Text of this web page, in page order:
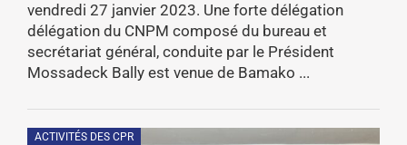
vendredi 27 janvier 2023. Une forte délégation
délégation du CNPM composé du bureau et
secrétariat général, conduite par le Président
Mossadeck Bally est venue de Bamako ...
ACTIVITÉS DES CPR